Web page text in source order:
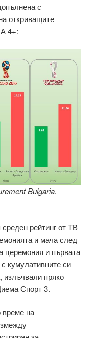
с
откриващите
4+:
Bulgaria.
рейтинг от ТВ
и мача след
церемония и първата
кумулативните си
излъчвали пряко
Спорт 3.
време на